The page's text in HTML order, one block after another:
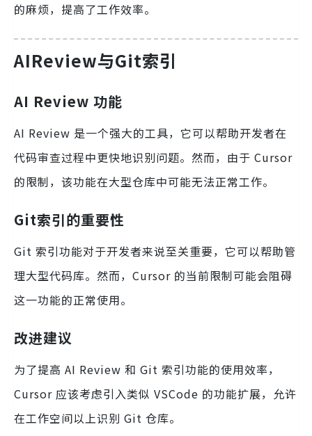
的麻烦，提高了工作效率。
AIReview与Git索引
AI Review 功能
AI Review 是一个强大的工具，它可以帮助开发者在
代码审查过程中更快地识别问题。然而，由于 Cursor
的限制，该功能在大型仓库中可能无法正常工作。
Git索引的重要性
Git 索引功能对于开发者来说至关重要，它可以帮助管
理大型代码库。然而，Cursor 的当前限制可能会阻碍
这一功能的正常使用。
改进建议
为了提高 AI Review 和 Git 索引功能的使用效率，
Cursor 应该考虑引入类似 VSCode 的功能扩展，允许
在工作空间以上识别 Git 仓库。